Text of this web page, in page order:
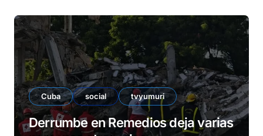
Cuba social tvyumuri
Derrumbe en Remedios deja varias